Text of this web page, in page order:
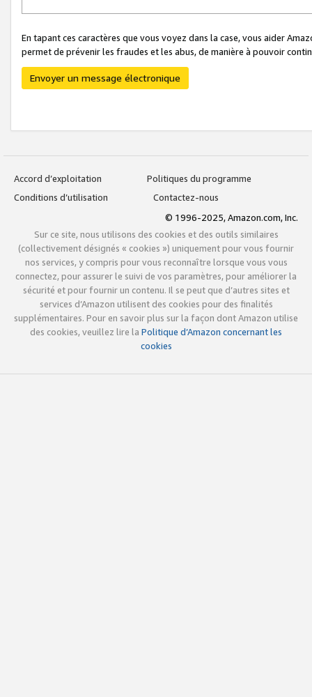
En tapant ces caractères que vous voyez dans la case, vous aider
permet de prévenir les fraudes et les abus, de manière à pouvoir
Envoyer un message électronique
Accord d’exploitation
Politiques du programme
Conditions d’utilisation
Contactez-nous
© 1996-2025, Amazon.com, Inc.
Sur ce site, nous utilisons des cookies et des outils similaires
(collectivement désignés « cookies ») uniquement pour vous fournir
nos services, y compris pour vous reconnaître lorsque vous vous
connectez, pour assurer le suivi de vos paramètres, pour améliorer la
sécurité et pour fournir un contenu. Il se peut que d’autres sites et
services d’Amazon utilisent des cookies pour des finalités
supplémentaires. Pour en savoir plus sur la façon dont Amazon utilise
des cookies, veuillez lire la Politique d’Amazon concernant les
cookies